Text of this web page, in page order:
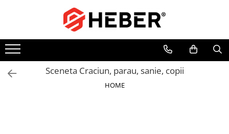
Toate Produsele
Mixere cu bol
Aer conditionatSceneta Craciun, parau, sanie, copii
HOME